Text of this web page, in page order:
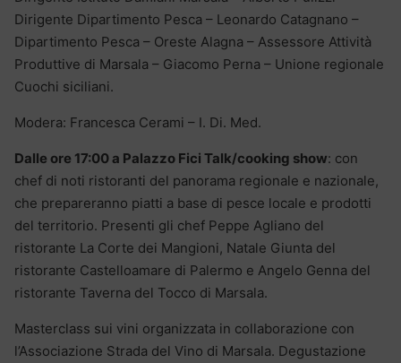
Dirigente Dipartimento Pesca – Leonardo Catagnano –
Dipartimento Pesca – Oreste Alagna – Assessore Attività
Produttive di Marsala – Giacomo Perna – Unione regionale
Cuochi siciliani.
Modera: Francesca Cerami – I. Di. Med.
Dalle ore 17:00 a Palazzo Fici Talk/cooking show: con
chef di noti ristoranti del panorama regionale e nazionale,
che prepareranno piatti a base di pesce locale e prodotti
del territorio. Presenti gli chef Peppe Agliano del
ristorante La Corte dei Mangioni, Natale Giunta del
ristorante Castelloamare di Palermo e Angelo Genna del
ristorante Taverna del Tocco di Marsala.
Masterclass sui vini organizzata in collaborazione con
l’Associazione Strada del Vino di Marsala. Degustazione